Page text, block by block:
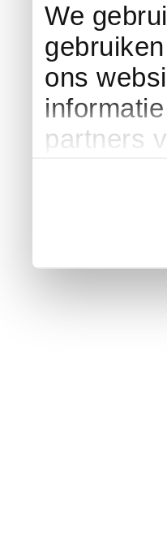
We
ons
partners